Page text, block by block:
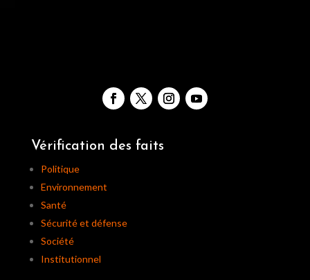
Vérification des faits
Politique
Environnement
Santé
Sécurité et défense
Société
Institutionnel